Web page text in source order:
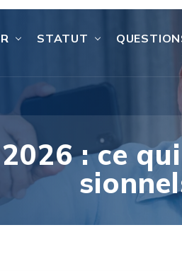
STATUT
: ce